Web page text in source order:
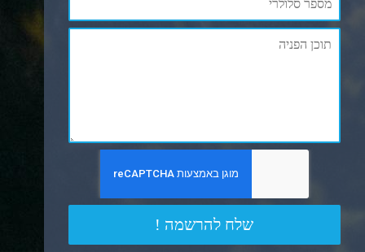
שלח להרשמה !